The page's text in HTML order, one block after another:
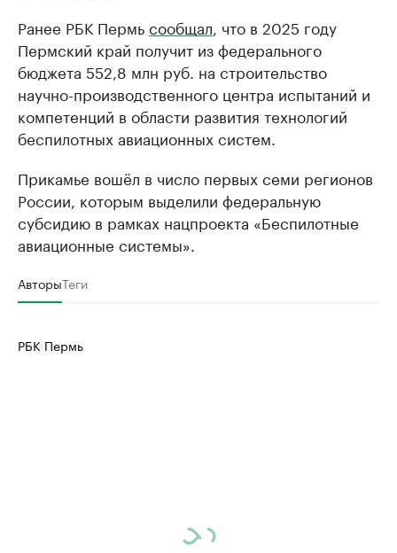
Ранее РБК Пермьсообщал, что в 2025 году
Пермский край получит из федерального
бюджета 552,8 млн руб. на строительство
научно-производственного центра испытаний и
компетенций в области развития технологий
беспилотных авиационных систем.
Прикамье вошёл в число первых семи регионов
России, которым выделили федеральную
субсидию в рамках нацпроекта «Беспилотные
авиационные системы».
АвторыТеги
РБК Пермь